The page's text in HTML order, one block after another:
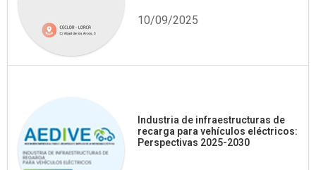
10/09/2025
Industria de infraestructuras de
recarga para vehículos eléctricos:
Perspectivas 2025-2030